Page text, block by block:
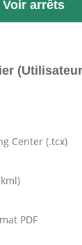
Voir arrêts
Center (.tcx)
PDF